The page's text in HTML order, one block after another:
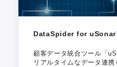
DataSpider for uSonar
顧客データ統合ツール「
リアルタイムなデータ連携